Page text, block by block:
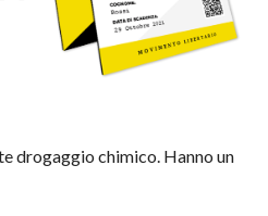
drogaggio chimico. Hanno un